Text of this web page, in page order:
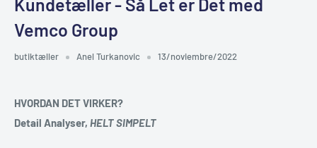
Kundetæller - Så Let er Det med
Vemco Group
butiktæller Anel Turkanovic 13/noviembre/2022
HVORDAN DET VIRKER?
Detail Analyser, HELT SIMPELT